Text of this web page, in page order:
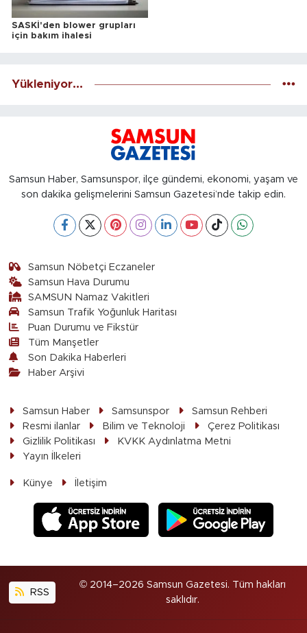
SASKİ'den blower grupları
için bakım ihalesi
Yükleniyor...
Samsun Haber, Samsunspor, ilçe gündemi, ekonomi, yaşam ve
son dakika gelişmelerini Samsun Gazetesi’nde takip edin.
Samsun Nöbetçi Eczaneler
Samsun Hava Durumu
SAMSUN Namaz Vakitleri
Samsun Trafik Yoğunluk Haritası
Puan Durumu ve Fikstür
Tüm Manşetler
Son Dakika Haberleri
Haber Arşivi
Samsun Haber Samsunspor
Samsun Rehberi
Resmi ilanlar
Bilim ve Teknoloji
Çerez Politikası
Gizlilik Politikası
KVKK Aydınlatma Metni
Yayın İlkeleri
Künye İletişim
RSS
© 2014–2026 Samsun Gazetesi. Tüm hakları
saklıdır.